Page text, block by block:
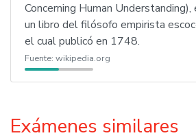
Concerning Human Understanding),
un libro del filósofo empirista
el cual publicó en 1748.
Fuente: wikipedia.org
Exámenes similares